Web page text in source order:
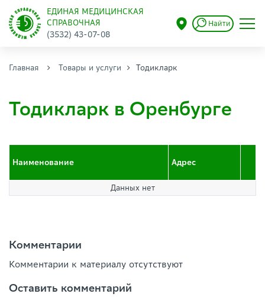
ЕДИНАЯ МЕДИЦИНСКАЯ
СПРАВОЧНАЯ
(3532) 43-07-08
Найти
Главная Товары и услуги Тодикларк
Тодикларк в Оренбурге
Наименование Адрес
Данных нет
Комментарии
Комментарии к материалу отсутствуют
Оставить комментарий